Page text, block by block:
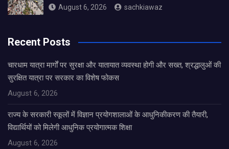
August 6, 2026 sachkiawaz
Recent Posts
चारधाम यात्रा मार्गों पर सुरक्षा और यातायात व्यवस्था होगी और सख्त, श्रद्धालुओं की
सुरक्षित यात्रा पर सरकार का विशेष फोकस
August 6, 2026
राज्य के सरकारी स्कूलों में विज्ञान प्रयोगशालाओं के आधुनिकीकरण की तैयारी,
विद्यार्थियों को मिलेगी आधुनिक प्रयोगात्मक शिक्षा
August 6, 2026